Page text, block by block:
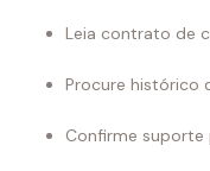
Leia contrato de
Procure histórico
Confirme suporte